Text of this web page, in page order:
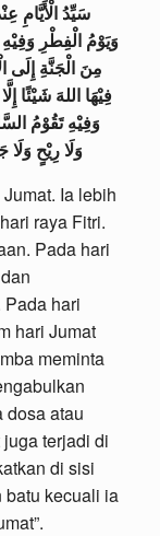
سَيِّدُ الْأَيَّامِ
وَيَوْمُ الْفِطْرِ
مِنَ الْجَنَّةِ إِلَى
فِيْهَا اللهَ شَيْئًا
وَفِيْهِ تَقُوْمُ
وَلَا رِيْحٍ
Ia lebih
raya Fitri.
Pada hari
hari
hari Jumat
meminta
dosa atau
terjadi di
di sisi
batu kecuali ia